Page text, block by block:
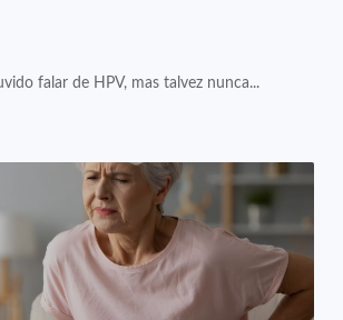
falar de HPV, mas talvez nunca...